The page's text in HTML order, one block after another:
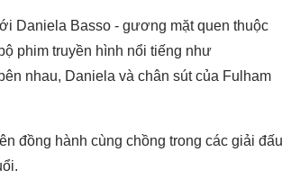
Daniela Basso - gương mặt quen thuộc
phim truyền hình nổi tiếng như
nhau, Daniela và chân sút của Fulham
đồng hành cùng chồng trong các giải đấu